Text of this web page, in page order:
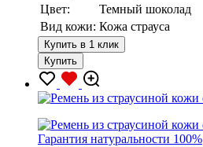
Цвет:
Темный шоколад
Вид кожи: Кожа страуса
Купить в 1 клик
Купить
Гарантия натуральности 100%